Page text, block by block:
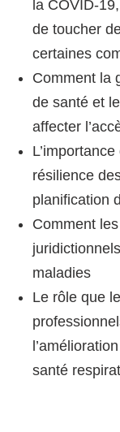
la COVID-
de toucher
certaines
Comment la
de santé et
affecter
résilience
planification
Comment
maladies
Le rôle que
santé